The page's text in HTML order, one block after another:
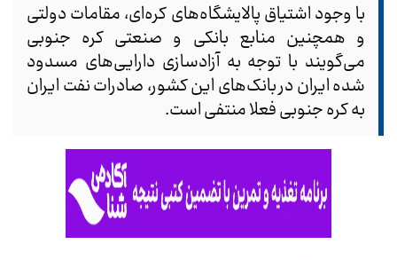
با وجود اشتیاق پالایشگاه‌های کره‌ای، مقامات دولتی
و همچنین منابع بانکی و صنعتی کره جنوبی
می‌گویند با توجه به آزادسازی دارایی‌های مسدود
شده ایران در بانک‌های این کشور، صادرات نفت ایران
به کره جنوبی فعلا منتفی است.